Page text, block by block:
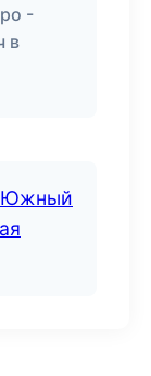
-
в
Южный